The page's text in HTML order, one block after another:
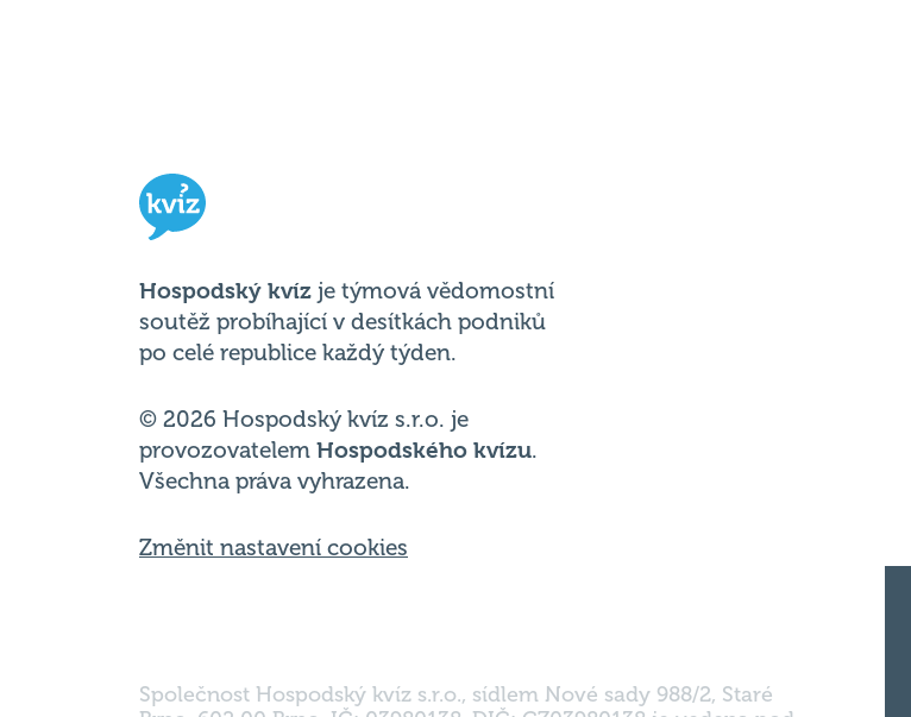
Hospodský kvíz je týmová vědomostní
soutěž probíhající v desítkách podniků
po celé republice každý týden.
© 2026 Hospodský kvíz s.r.o. je
provozovatelem Hospodského kvízu.
Všechna práva vyhrazena.
Změnit nastavení cookies
Společnost Hospodský kvíz s.r.o., sídlem Nové sady 988/2, Staré